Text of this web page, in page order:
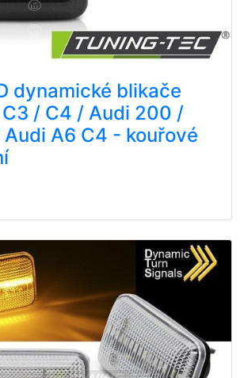
dynamické blikače
/ C4 / Audi 200 /
A6 C4 - kouřové